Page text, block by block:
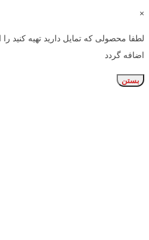
×
لطفا محصولی که تمایل دارید تهیه کنید
اضافه گردد
بستن